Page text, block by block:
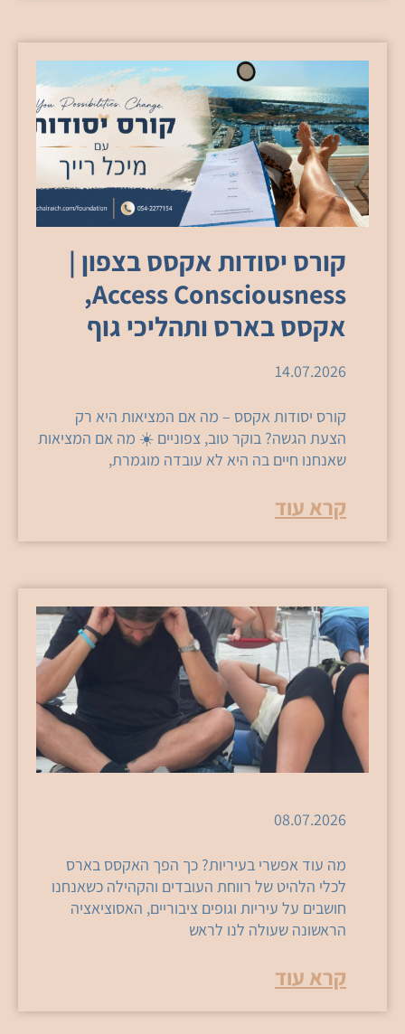
קורס יסודות אקסס בצפון |
Access Consciousness,
אקסס בארס ותהליכי גוף
14.07.2026
קורס יסודות אקסס – מה אם המציאות היא רק
הצעת הגשה? בוקר טוב, צפוניים ☀️ מה אם המציאות
שאנחנו חיים בה היא לא עובדה מוגמרת,
קרא עוד
08.07.2026
מה עוד אפשרי בעיריות? כך הפך האקסס בארס
לכלי הלהיט של רווחת העובדים והקהילה כשאנחנו
חושבים על עיריות וגופים ציבוריים, האסוציאציה
הראשונה שעולה לנו לראש
קרא עוד